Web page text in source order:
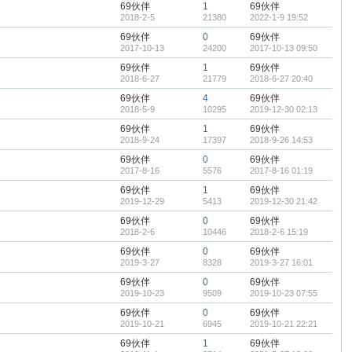
69伙伴
2018-2-5
1
21380
69伙伴
2022-1-9 19:52
69伙伴
2017-10-13
0
24200
69伙伴
2017-10-13 09:50
69伙伴
2018-6-27
1
21779
69伙伴
2018-6-27 20:40
69伙伴
2018-5-9
4
10295
69伙伴
2019-12-30 02:13
69伙伴
2018-9-24
1
17397
69伙伴
2018-9-26 14:53
69伙伴
2017-8-16
0
5576
69伙伴
2017-8-16 01:19
69伙伴
2019-12-29
1
5413
69伙伴
2019-12-30 21:42
69伙伴
2018-2-6
0
10446
69伙伴
2018-2-6 15:19
69伙伴
2019-3-27
0
8328
69伙伴
2019-3-27 16:01
69伙伴
2019-10-23
0
9509
69伙伴
2019-10-23 07:55
69伙伴
2019-10-21
0
6945
69伙伴
2019-10-21 22:21
69伙伴 1 69伙伴